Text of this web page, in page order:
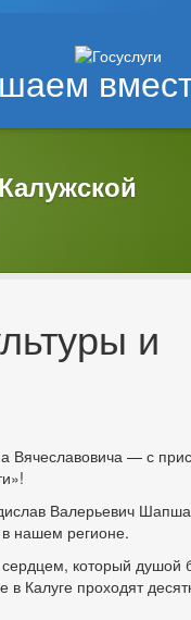
и
Вячеславовича — с
Валерьевич
в нашем регионе.
который душой
в Калуге проходят